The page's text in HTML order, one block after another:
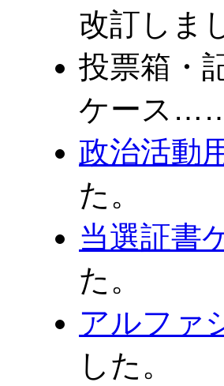
改訂しま
投票箱・
ケース
政治活動
た。
当選証書
た。
アルファ
した。